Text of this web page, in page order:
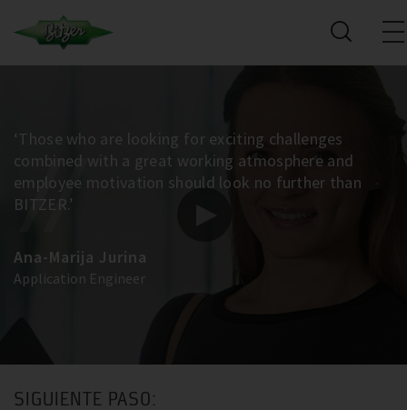
‘Those who are looking for exciting challenges
combined with a great working atmosphere and
employee motivation should look no further than
BITZER.’
Ana-Marija Jurina
Application Engineer
SIGUIENTE PASO: